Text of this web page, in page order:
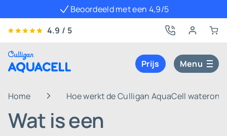
Beoordeeld met een 4,9/5
4.9 / 5
Prijs Menu
Home Hoe werkt de Culligan AquaCell
Wat is een